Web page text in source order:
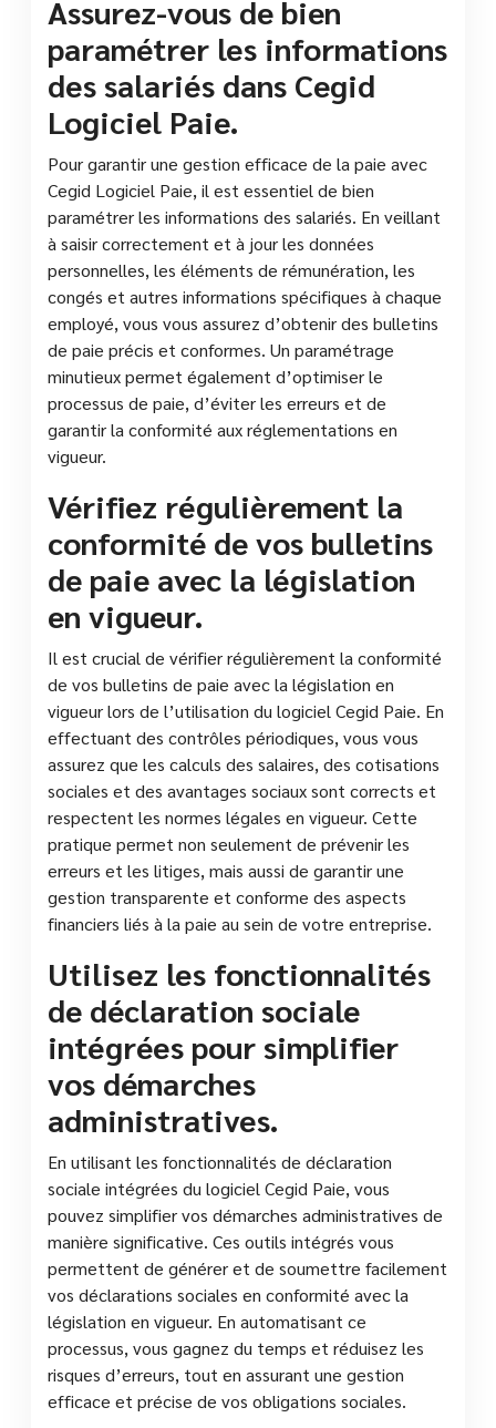
Assurez-vous de bien
paramétrer les informations
des salariés dans Cegid
Logiciel Paie.
Pour garantir une gestion efficace de la paie avec
Cegid Logiciel Paie, il est essentiel de bien
paramétrer les informations des salariés. En veillant
à saisir correctement et à jour les données
personnelles, les éléments de rémunération, les
congés et autres informations spécifiques à chaque
employé, vous vous assurez d’obtenir des bulletins
de paie précis et conformes. Un paramétrage
minutieux permet également d’optimiser le
processus de paie, d’éviter les erreurs et de
garantir la conformité aux réglementations en
vigueur.
Vérifiez régulièrement la
conformité de vos bulletins
de paie avec la législation
en vigueur.
Il est crucial de vérifier régulièrement la conformité
de vos bulletins de paie avec la législation en
vigueur lors de l’utilisation du logiciel Cegid Paie. En
effectuant des contrôles périodiques, vous vous
assurez que les calculs des salaires, des cotisations
sociales et des avantages sociaux sont corrects et
respectent les normes légales en vigueur. Cette
pratique permet non seulement de prévenir les
erreurs et les litiges, mais aussi de garantir une
gestion transparente et conforme des aspects
financiers liés à la paie au sein de votre entreprise.
Utilisez les fonctionnalités
de déclaration sociale
intégrées pour simplifier
vos démarches
administratives.
En utilisant les fonctionnalités de déclaration
sociale intégrées du logiciel Cegid Paie, vous
pouvez simplifier vos démarches administratives de
manière significative. Ces outils intégrés vous
permettent de générer et de soumettre facilement
vos déclarations sociales en conformité avec la
législation en vigueur. En automatisant ce
processus, vous gagnez du temps et réduisez les
risques d’erreurs, tout en assurant une gestion
efficace et précise de vos obligations sociales.